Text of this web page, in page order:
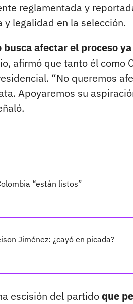
reglamentada y
y legalidad en la selección.
afectar el proceso ya
afirmó que tanto él como
“No queremos
Apoyaremos su
“están listos”
Jiménez: ¿cayó en picada?
escisión del partidoque